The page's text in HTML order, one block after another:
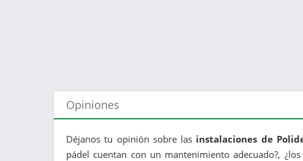
Opiniones
Déjanos tu opinión sobre las instalaciones de
pádel cuentan con un mantenimiento adecuado?,